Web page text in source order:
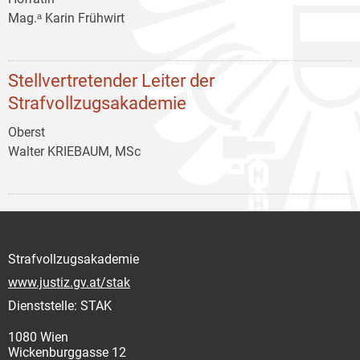
Mag.ᵃ Karin Frühwirt
Stellvertretender Leiter der
Strafvollzugsakademie
Oberst
Walter KRIEBAUM, MSc
Strafvollzugsakademie
www.justiz.gv.at/stak
Dienststelle: STAK
1080 Wien
Wickenburggasse 12